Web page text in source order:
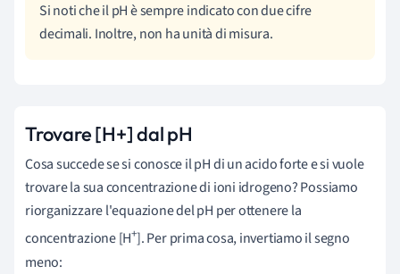
Si noti che il pH è sempre indicato con due cifre
decimali. Inoltre, non ha unità di misura.
Trovare [H+] dal pH
Cosa succede se si conosce il pH di un acido forte e si vuole
trovare la sua concentrazione di ioni idrogeno? Possiamo
riorganizzare l'equazione del pH per ottenere la
concentrazione [H+]. Per prima cosa, invertiamo il segno
meno: